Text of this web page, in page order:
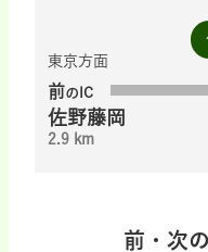
東京方面
前のIC
佐野藤岡
2.9 km
前・次